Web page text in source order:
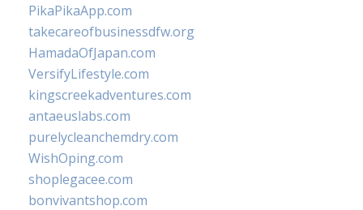
PikaPikaApp.com
takecareofbusinessdfw.org
HamadaOfJapan.com
VersifyLifestyle.com
kingscreekadventures.com
antaeuslabs.com
purelycleanchemdry.com
WishOping.com
shoplegacee.com
bonvivantshop.com